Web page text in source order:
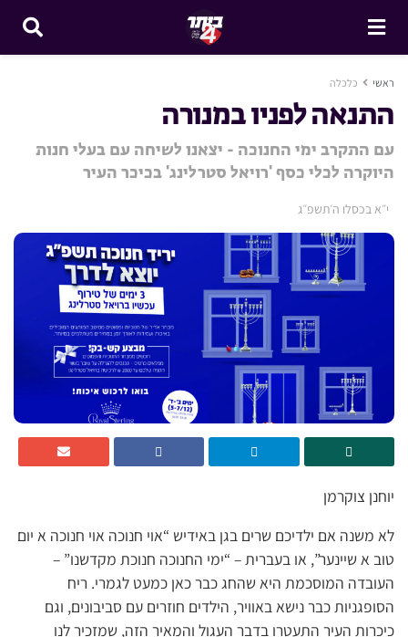
ראשי כלכלה
התנאה לפניו במנורה
עם התקרב ימי החנוכה - יצאנו לשיחה עם בעלי חנות
היוקרה לכלי כסף 'רויאל סטרלינג' בכיכר העיר
י״א בכסלו ה׳תשפ״ג
יוחנן צוקרמן
לא משנה אם ילדיכם שרים בגן באידיש “אוי חנוכה אוי חנוכה א יום
טוב א שיינער”, או בעברית – “ימי החנוכה חנוכת מקדשנו” –
העובדה המוסכמת היא שהחג כבר כאן כמעט לגמרי. ריח
הסופגניות כבר נישא באוויר, הילדים חוזרים עם סביבונים, וגם
כיכרות העיר התעטרו בדבר העגול והמאיר הזה, שמזכיר לנו